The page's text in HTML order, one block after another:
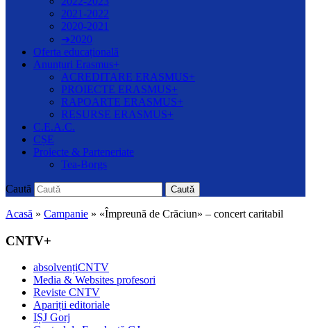
2021-2022
2020-2021
➔2020
Oferta educațională
Anunțuri Erasmus+
ACREDITARE ERASMUS+
PROIECTE ERASMUS+
RAPOARTE ERASMUS+
RESURSE ERASMUS+
C.E.A.C.
CȘE
Proiecte & Parteneriate
Tea-Borgs
Caută Caută
Acasă » Campanie » «Împreună de Crăciun» – concert caritabil
CNTV+
absolvențiCNTV
Media & Websites profesori
Reviste CNTV
Apariții editoriale
IȘJ Gorj